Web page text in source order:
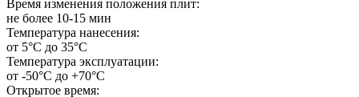
Время изменения положения плит:
не более 10-15 мин
Температура нанесения:
от 5°С до 35°С
Температура эксплуатации:
от -50°С до +70°С
Открытое время: